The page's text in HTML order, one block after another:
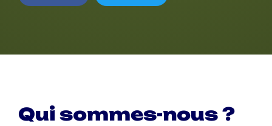
Qui sommes-nous ?